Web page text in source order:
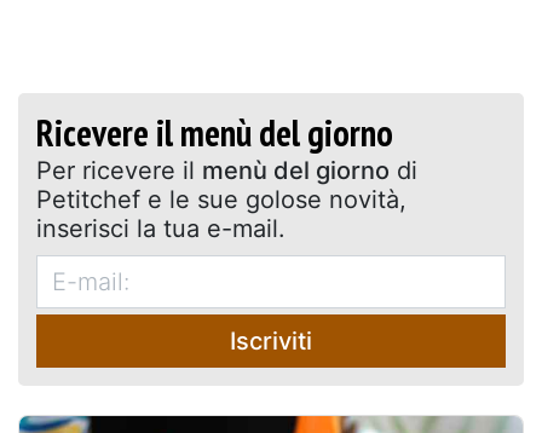
Ricevere il menù del giorno
Per ricevere il menù del giorno di
Petitchef e le sue golose novità,
inserisci la tua e-mail.
Iscriviti